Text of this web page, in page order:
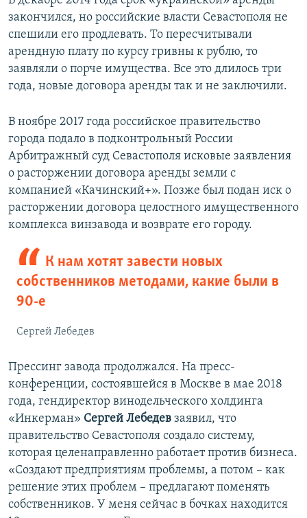
закончился, но российские власти Севастополя не
спешили его продлевать. То пересчитывали
арендную плату по курсу гривны к рублю, то
заявляли о порче имущества. Все это длилось три
года, новые договора аренды так и не заключили.
В ноябре 2017 года российское правительство
города подало в подконтрольный России
Арбитражный суд Севастополя исковые заявления
о расторжении договора аренды земли с
компанией «Качинский+». Позже был подан иск о
расторжении договора целостного имущественного
комплекса винзавода и возврате его городу.
К нам хотят завести новых
собственников методами, какие были в
90-е
Сергей Лебедев
Прессинг завода продолжался. На пресс-
конференции, состоявшейся в Москве в мае 2018
года, гендиректор винодельческого холдинга
«Инкерман» Сергей Лебедев заявил, что
правительство Севастополя создало систему,
которая целенаправленно работает против бизнеса.
«Создают предприятиям проблемы, а потом – как
решение этих проблем – предлагают поменять
собственников. У меня сейчас в бочках находится